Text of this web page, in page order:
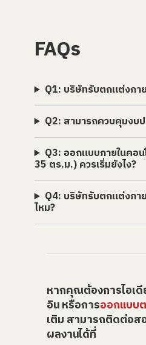
FAQs
Q1: บริษัทรับตกแต่งภา
Q2: สามารถควบคุมงบ
Q3: ออกแบบภายในคอ
35 ตร.ม.) ควรเริ่มยังไง?
Q4: บริษัทรับตกแต่งภา
ไหม?
หากคุณต้องการไอเดี
อิน หรือการออกแบบ
เติม สามารถติดต่อส
ผลงานได้ที่